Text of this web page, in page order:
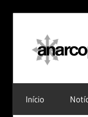
content
Início